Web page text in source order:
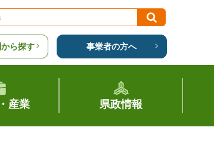
ら探す 事業者の方へ
産業 県政情報